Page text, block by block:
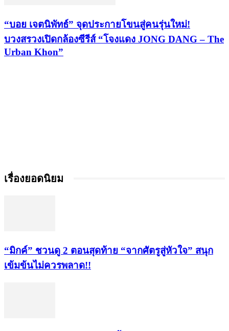
“บอย เจตนิพัทธ์” จุดประกายโขนสู่คนรุ่นใหม่!
บวงสรวงเปิดกล้องซีรีส์ “โจงแดง JONG DANG – The
Urban Khon”
เรื่องยอดนิยม
“มิกค์” ชวนดู 2 ตอนสุดท้าย “จากศัตรูสู่หัวใจ” สนุก
เข้มข้นไม่ควรพลาด!!